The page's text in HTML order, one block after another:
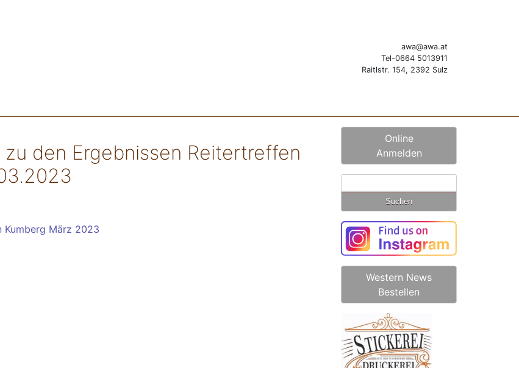
awa@awa.at
Tel-0664 5013911
Raitlstr. 154, 2392 Sulz
den Ergebnissen Reitertreffen
Kumberg März 2023
Online
Anmelden
nach:
Western News
Bestellen